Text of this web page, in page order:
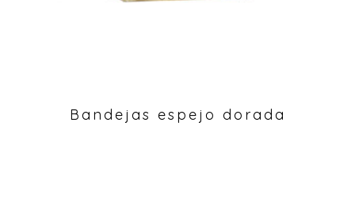
Bandejas espejo dorada